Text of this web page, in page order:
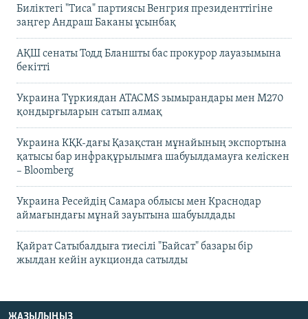
Биліктегі "Тиса" партиясы Венгрия президенттігіне
заңгер Андраш Баканы ұсынбақ
АҚШ сенаты Тодд Бланшты бас прокурор лауазымына
бекітті
Украина Түркиядан ATACMS зымырандары мен M270
қондырғыларын сатып алмақ
Украина КҚК-дағы Қазақстан мұнайының экспортына
қатысы бар инфрақұрылымға шабуылдамауға келіскен
– Bloomberg
Украина Ресейдің Самара облысы мен Краснодар
аймағындағы мұнай зауытына шабуылдады
Қайрат Сатыбалдыға тиесілі "Байсат" базары бір
жылдан кейін аукционда сатылды